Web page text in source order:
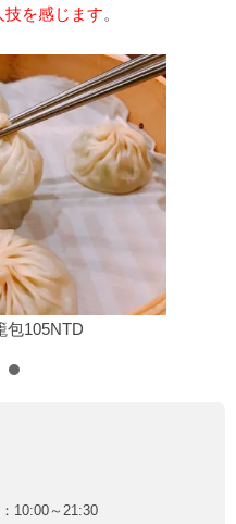
技を感じます。
包105NTD
10:00～21:30